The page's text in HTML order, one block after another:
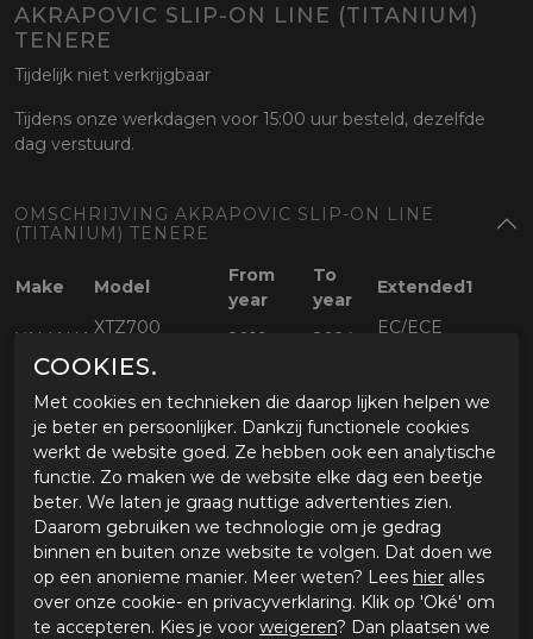
AKRAPOVIC SLIP-ON LINE (TITANIUM)
TENERE
Tijdelijk niet verkrijgbaar
Tijdens onze werkdagen voor 15:00 uur besteld, dezelfde
dag verstuurd.
OMSCHRIJVING AKRAPOVIC SLIP-ON LINE
(TITANIUM) TENERE
Make Model
From
year
To
year
Extended1
YAMAHA
XTZ700
2019 2024
EC/ECE
GERELATEERDE PRODUCTEN
COOKIES.
Met cookies en technieken die daarop lijken helpen we
je beter en persoonlijker. Dankzij functionele cookies
werkt de website goed. Ze hebben ook een analytische
functie. Zo maken we de website elke dag een beetje
beter. We laten je graag nuttige advertenties zien.
Daarom gebruiken we technologie om je gedrag
binnen en buiten onze website te volgen. Dat doen we
op een anonieme manier. Meer weten? Lees hier alles
over onze cookie- en privacyverklaring. Klik op 'Oké' om
te accepteren. Kies je voor weigeren? Dan plaatsen we